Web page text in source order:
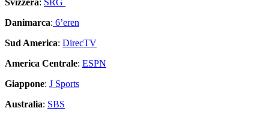
Svizzera: SRG
Danimarca: 6’eren
Sud America: DirecTV
America Centrale: ESPN
Giappone: J Sports
Australia: SBS